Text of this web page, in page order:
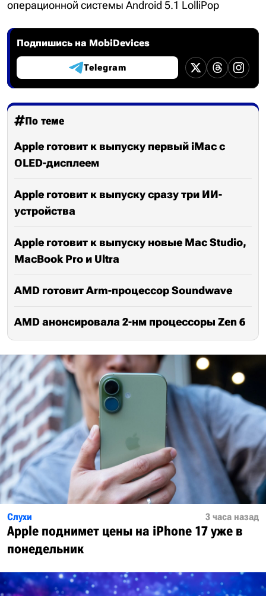
операционной системы Android 5.1 LolliPop
Подпишись на MobiDevices
Telegram
По теме
Apple готовит к выпуску первый iMac с
OLED-дисплеем
Apple готовит к выпуску сразу три ИИ-
устройства
Apple готовит к выпуску новые Mac Studio,
MacBook Pro и Ultra
AMD готовит Arm-процессор Soundwave
AMD анонсировала 2-нм процессоры Zen 6
Слухи 3 часа назад
Apple поднимет цены на iPhone 17 уже в
понедельник